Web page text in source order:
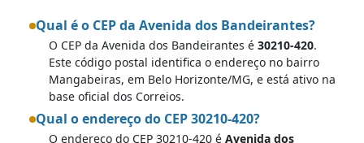
Qual é o CEP da Avenida dos Bandeirantes?
O CEP da Avenida dos Bandeirantes é 30210-420.
Este código postal identifica o endereço no bairro
Mangabeiras, em Belo Horizonte/MG, e está ativo na
base oficial dos Correios.
Qual o endereço do CEP 30210-420?
O endereço do CEP 30210-420 é Avenida dos